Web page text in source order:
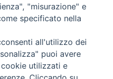
"misurazione" e
specificato nella
all'utilizzo dei
puoi avere
utilizzati e